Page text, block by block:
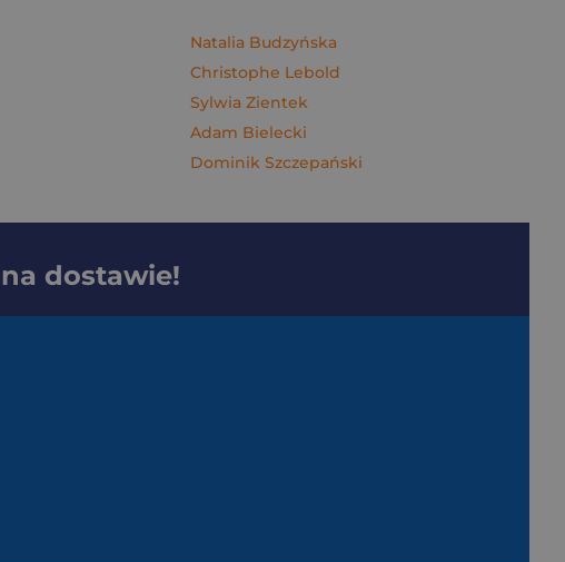
Natalia Budzyńska
Christophe Lebold
Sylwia Zientek
Adam Bielecki
Dominik Szczepański
dostawie!